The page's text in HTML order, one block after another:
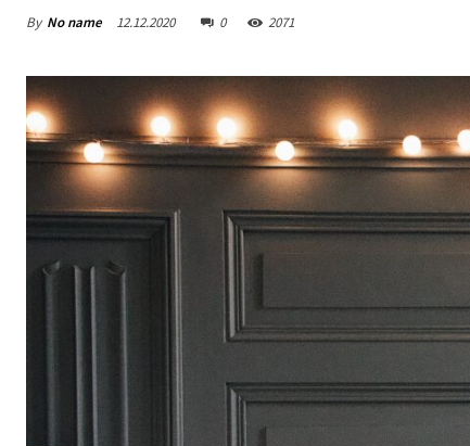
By No name 12.12.2020 0 2071